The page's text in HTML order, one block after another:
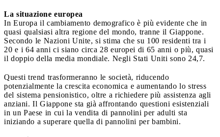
La situazione europea
In Europa il cambiamento demografico è più evidente che in
quasi qualsiasi altra regione del mondo, tranne il Giappone.
Secondo le Nazioni Unite, si stima che su 100 residenti tra i
20 e i 64 anni ci siano circa 28 europei di 65 anni o più, quasi
il doppio della media mondiale. Negli Stati Uniti sono 24,7.
Questi trend trasformeranno le società, riducendo
potenzialmente la crescita economica e aumentando lo stress
del sistema pensionistico, oltre a richiedere più assistenza agli
anziani. Il Giappone sta già affrontando questioni esistenziali
in un Paese in cui la vendita di pannolini per adulti sta
iniziando a superare quella di pannolini per bambini.